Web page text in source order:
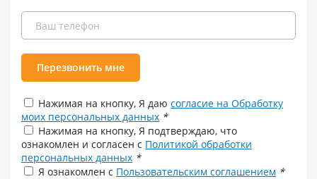
Перезвонить мне
Нажимая на кнопку, Я даю согласие на Обработку
моих персональных данных *
Нажимая на кнопку, Я подтверждаю, что
ознакомлен и согласен с Политикой обработки
персональных данных *
Я ознакомлен с Пользовательским соглашением *